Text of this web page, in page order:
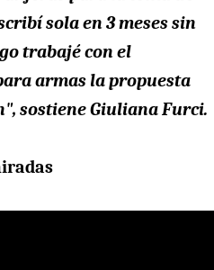
sola en 3 meses sin
trabajé con el
armas la propuesta
sostiene Giuliana Furci.